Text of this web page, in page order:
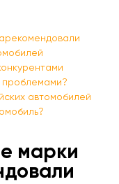
автомобилей
марки